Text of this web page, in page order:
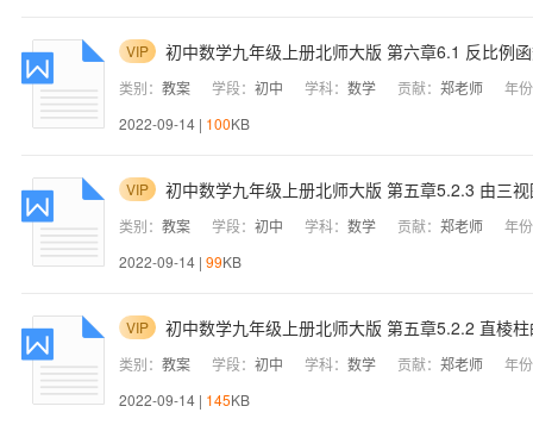
VIP 初中数学九年级上册北师大版 第六章6.1 反比例
类别： 教案 学段： 初中 学科： 数学 贡献： 郑老师
年
2022-09-14 | 100KB
VIP 初中数学九年级上册北师大版 第五章5.2.3 由三
类别： 教案 学段： 初中 学科： 数学 贡献： 郑老师
年
2022-09-14 | 99KB
VIP 初中数学九年级上册北师大版 第五章5.2.2 直棱
类别： 教案 学段： 初中 学科： 数学 贡献： 郑老师
年
2022-09-14 | 145KB